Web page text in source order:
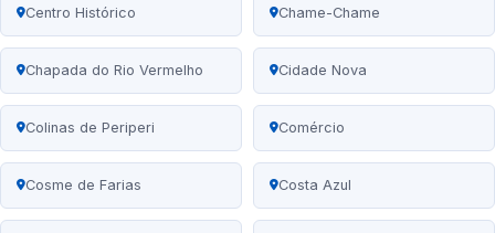
Centro Histórico Chame-Chame
Chapada do Rio Vermelho Cidade Nova
Colinas de Periperi Comércio
Cosme de Farias Costa Azul